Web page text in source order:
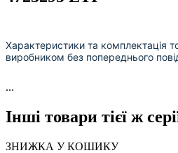
Характеристики та комплектація
виробником без попереднього
...
Інші товари тієї ж
ЗНИЖКА У КОШИКУ